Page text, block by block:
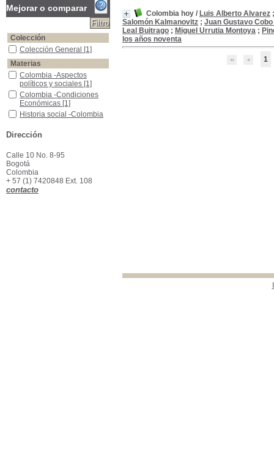
Colombia hoy / Luis Alberto Alvarez
Salomón Kalmanovitz ; Juan Gustavo
Leal Buitrago ; Miguel Urrutia Montoya ;
los años noventa
1
Mejorar o comparar
Colección
Colección General
Colección General [1]
Materias
Colombia -Aspectos políticos y sociales
Colombia -Aspectos
políticos y sociales [1]
Colombia -Condiciones Económicas
Colombia -Condiciones
Económicas [1]
Historia social -Colombia
Historia social -Colombia
Literatura -Historia -Colombia
Literatura -Historia -
Partidos Políticos -Colombia
Partidos Políticos -
Colombia
Dirección
Calle 10 No. 8-95
Bogotá
Colombia
+ 57 (1) 7420848 Ext. 108
contacto